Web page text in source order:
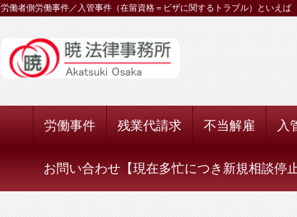
労働者側労働事件／入管事件（在留資格＝ビザに関するトラブル）といえば
労働事件 残業代請求 不当解雇 入
お問い合わせ【現在多忙につき新規相談停